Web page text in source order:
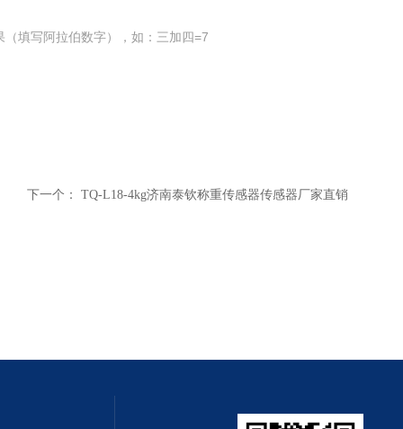
（填写阿拉伯数字），如：三加四=7
下一个： TQ-L18-4kg济南泰钦称重传感器传感器厂家直销